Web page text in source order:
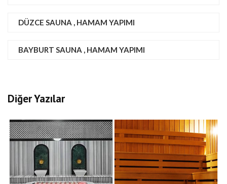
DÜZCE SAUNA , HAMAM YAPIMI
BAYBURT SAUNA , HAMAM YAPIMI
Diğer Yazılar